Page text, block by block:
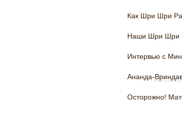
Как Шри Шри
Наши Шри Шри
Интервью с
Ананда-
Осторожно!